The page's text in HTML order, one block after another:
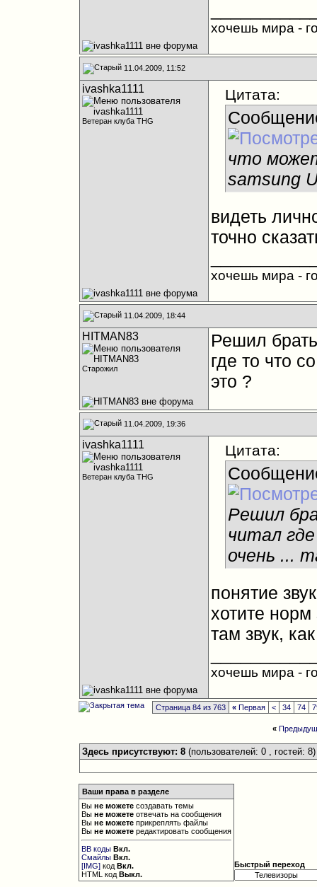
хочешь мира -
11.04.2009, 11:52
ivashka1111
Ветеран клуба THG
Цитата:
что
samsung
видеть
точно
хочешь мира -
11.04.2009, 18:44
HITMAN83
Старожил
Решил
где то что
это ?
11.04.2009, 19:36
ivashka1111
Ветеран клуба THG
Цитата:
Решил
читал
очень ...
понятие
хотите норм
там звук,
хочешь мира -
Страница 84 из 763 « Первая < 34 74
«
Здесь присутствуют: 8 (пользователей: 0 , гостей: 8)
Ваши права в разделе
Выне можете создавать темы
Выне можете отвечать на сообщения
Выне можете прикреплять файлы
Выне можете редактировать сообщения
BB коды Вкл.
Смайлы Вкл.
[IMG] кодВкл.
HTML кодВыкл.
Быстрый переход